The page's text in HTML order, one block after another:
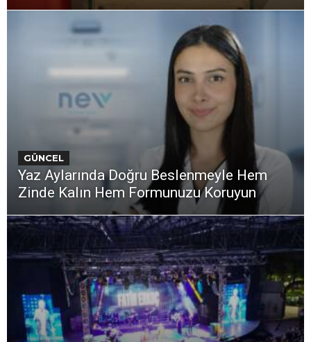
GÜNCEL
Yaz Aylarında Doğru Beslenmeyle Hem
Zinde Kalın Hem Formunuzu Koruyun